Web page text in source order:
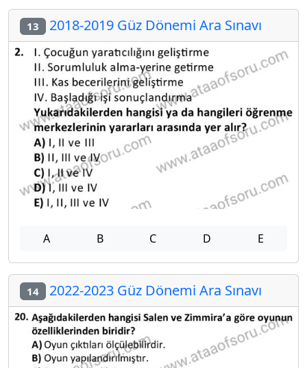
13 2018-2019 Güz Dönemi Ara Sınavı
A B C D E
14 2022-2023 Güz Dönemi Ara Sınavı